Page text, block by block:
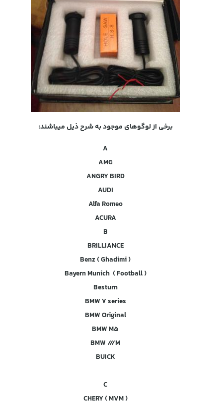
برخی از لوگوهای موجود به شرح ذیل میباشند:
A
AMG
ANGRY BIRD
AUDI
Alfa Romeo
ACURA
B
BRILLIANCE
Benz ( Ghadimi )
Bayern Munich ( Football )
Besturn
BMW 7 series
BMW Original
BMW M5
BMW ///M
BUICK
C
CHERY ( MVM )